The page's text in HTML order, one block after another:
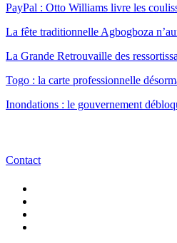
PayPal : Otto Williams livre les
La fête traditionnelle Agbogboza
La Grande Retrouvaille des
Togo : la carte professionnelle
Inondations : le gouvernement
Contact